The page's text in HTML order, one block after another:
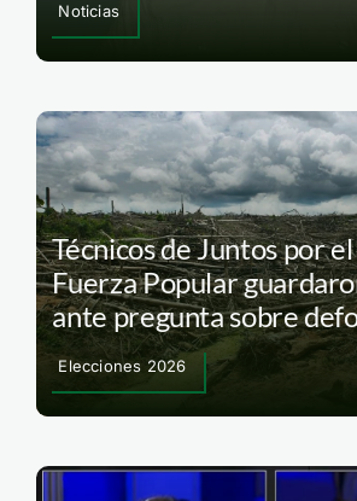
Noticias
Técnicos de Juntos por
Fuerza Popular
ante pregunta sobre
Elecciones 2026